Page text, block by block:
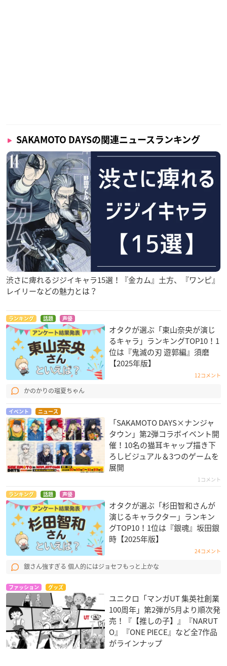
SAKAMOTO DAYSの関連ニュースランキング
渋さに痺れるジジイキャラ15選！『金カム』土方、『ワンピ』
レイリーなどの魅力とは？
ランキング 話題 声優
オタクが選ぶ「東山奈央が演じ
るキャラ」ランキングTOP10！1
位は『鬼滅の刃 遊郭編』須磨
【2025年版】
12コメント
かのかりの瑠夏ちゃん
イベント ニュース
「SAKAMOTO DAYS×ナンジャ
タウン」第2弾コラボイベント開
催！10名の猫耳キャップ描き下
ろしビジュアル＆3つのゲームを
展開
1コメント
ランキング 話題 声優
オタクが選ぶ「杉田智和さんが
演じるキャラクター」ランキン
グTOP10！1位は『銀魂』坂田銀
時【2025年版】
24コメント
銀さん強すぎる 個人的にはジョセフもっと上かな
ファッション グッズ
ユニクロ「マンガUT 集英社創業
100周年」第2弾が5月より順次発
売！『【推しの子】』『NARUT
O』『ONE PIECE』など全7作品
がラインナップ